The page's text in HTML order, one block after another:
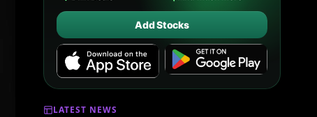
Add Stocks
LATEST NEWS